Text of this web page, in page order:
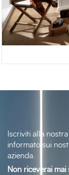
Iscriviti alla
informato sui
azienda.
Non riceverai